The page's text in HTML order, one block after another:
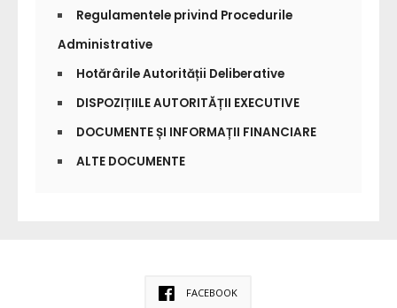
Regulamentele privind Procedurile
Administrative
Hotărârile Autorității Deliberative
DISPOZIȚIILE AUTORITĂȚII EXECUTIVE
DOCUMENTE ȘI INFORMAȚII FINANCIARE
ALTE DOCUMENTE
FACEBOOK